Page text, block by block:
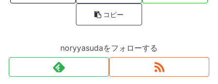
コピー
noryyasudaをフォローする